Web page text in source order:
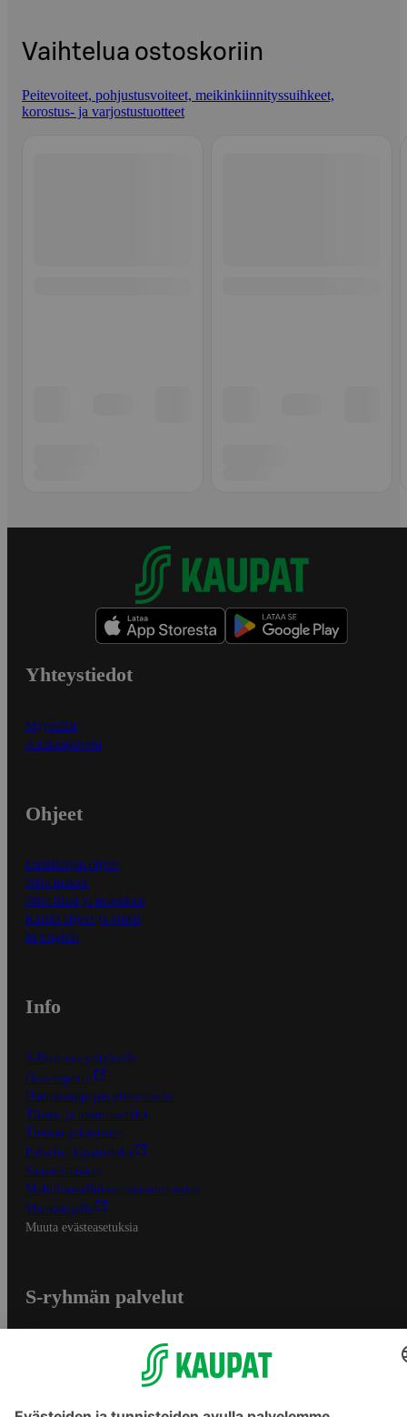
Vaihtelua ostoskoriin
Peitevoiteet, pohjustusvoiteet, meikinkiinnityssuihkeet,
korostus- ja varjostustuotteet
Yhteystiedot
Myymälät
Asiakaspalvelu
Ohjeet
Ensitilaajan ohjeet
Näin maksat
Näin tilaat ja muokkaat
Kaikki ohjeet ja vinkit
In English
Info
S-Business yrityksille
Oiva-raportit
Osuuskauppojen yhteystiedot
Tilaus- ja toimitusehdot
Tietosuojakäytäntö
Palvelun käyttöehdot
Saavutettavuus
Mobiilisovelluksen saavutettavuus
Mainostajalle
Muuta evästeasetuksia
S-ryhmän palvelut
Yhteishyvä Ruoka -sovellus
S-ostoslista -sovellus